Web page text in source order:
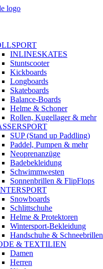
INLINESKATES
Stuntscooter
Kickboards
Longboards
Skateboards
Balance-Boards
Helme & Schoner
Rollen, Kugellager & mehr
SUP (Stand up Paddling)
Paddel, Pumpen & mehr
Neoprenanzüge
Badebekleidung
Schwimmwesten
Sonnenbrillen & FlipFlops
Snowboards
Schlittschuhe
Helme & Protektoren
Wintersport-Bekleidung
Handschuhe & Schneebrillen
& TEXTILIEN
Damen
Herren